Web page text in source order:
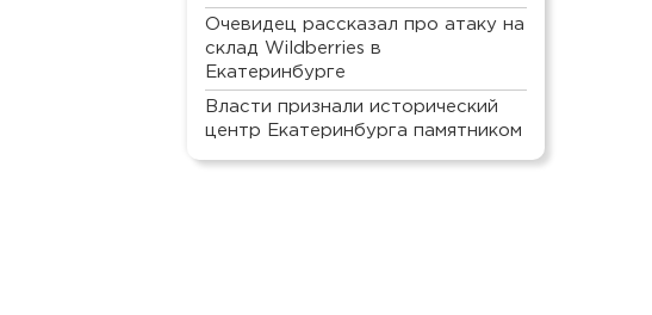
Очевидец рассказал про атаку на
склад Wildberries в
Екатеринбурге
Власти признали исторический
центр Екатеринбурга памятником